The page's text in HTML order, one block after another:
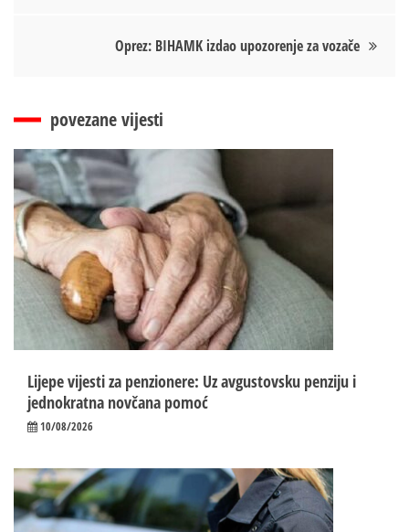
Oprez: BIHAMK izdao upozorenje za vozače
povezane vijesti
Lijepe vijesti za penzionere: Uz avgustovsku penziju i
jednokratna novčana pomoć
10/08/2026